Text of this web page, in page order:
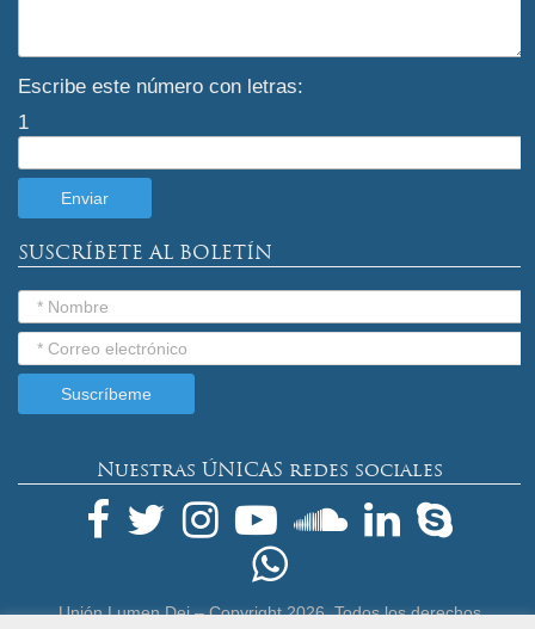
Escribe este número con letras:
1
SUSCRÍBETE AL BOLETÍN
Nuestras ÚNICAS redes sociales
Unión Lumen Dei – Copyright2026. Todos los derechos